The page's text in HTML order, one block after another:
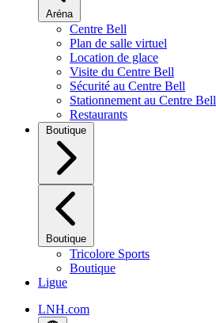
Aréna
Centre Bell
Plan de salle virtuel
Location de glace
Visite du Centre Bell
Sécurité au Centre Bell
Stationnement au Centre Bell
Restaurants
Boutique
Boutique
Tricolore Sports
Boutique
Ligue
LNH.com